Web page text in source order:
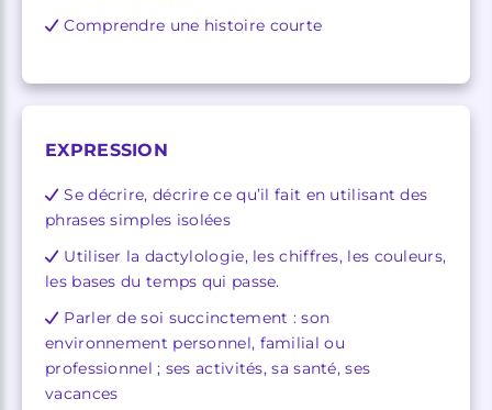
Comprendre une histoire courte
EXPRESSION
Se décrire, décrire ce qu’il fait en utilisant des
phrases simples isolées
Utiliser la dactylologie, les chiffres, les couleurs,
les bases du temps qui passe.
Parler de soi succinctement : son
environnement personnel, familial ou
professionnel ; ses activités, sa santé, ses
vacances